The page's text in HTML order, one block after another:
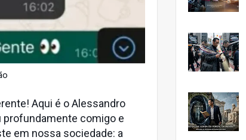
Aqui é o Alessandro
profundamente comigo e
em nossa sociedade: a